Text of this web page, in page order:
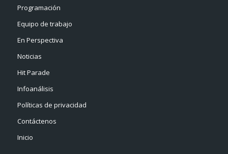
Programación
Equipo de trabajo
En Perspectiva
Noticias
Hit Parade
Infoanálisis
Políticas de privacidad
Contáctenos
Inicio